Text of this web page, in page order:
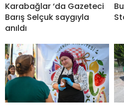
Karabağlar ‘da Gazeteci
Barış Selçuk saygıyla
anıldı